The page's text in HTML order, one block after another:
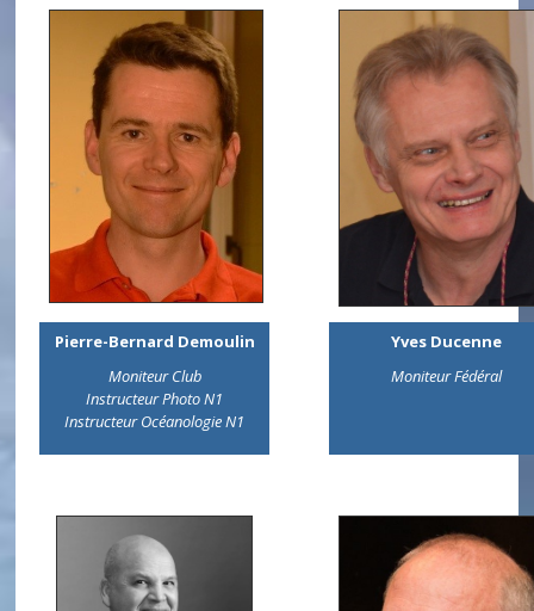
Pierre-Bernard Demoulin
Moniteur Club
Instructeur Photo N1
Instructeur Océanologie N1
Yves Ducenne
Moniteur Fédéral